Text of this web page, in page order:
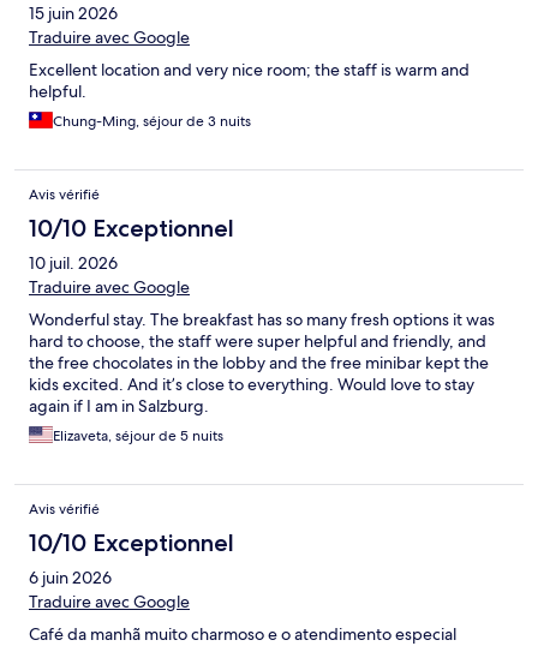
15 juin 2026
Traduire avec Google
Excellent location and very nice room; the staff is warm and
helpful.
Chung-Ming, séjour de 3 nuits
Avis vérifié
10/10 Exceptionnel
10 juil. 2026
Traduire avec Google
Wonderful stay. The breakfast has so many fresh options it was
hard to choose, the staff were super helpful and friendly, and
the free chocolates in the lobby and the free minibar kept the
kids excited. And it’s close to everything. Would love to stay
again if I am in Salzburg.
Elizaveta, séjour de 5 nuits
Avis vérifié
10/10 Exceptionnel
6 juin 2026
Traduire avec Google
Café da manhã muito charmoso e o atendimento especial